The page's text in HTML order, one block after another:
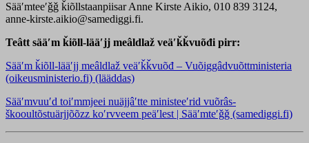
Sääʹmteeʹǧǧ ǩiõllstaanpiisar Anne Kirste Aikio, 010 839 3124,
anne-kirste.aikio@samediggi.fi.
Teâtt sääʹm ǩiõll-lääʹjj meâldlaž veäʹǩǩvuõđi pirr:
Sääʹm ǩiõll-lääʹjj meâldlaž veäʹǩǩvuõđ – Vuõiggâdvuõttministeria
(oikeusministerio.fi) (lääddas)
Sääʹmvuuʹd toiʹmmjeei nuäjjâʹtte ministeeʹrid vuõrâs-
škooultõstuärjjõõzz koʹrvveem peäʹlest | Sääʹmteʹǧǧ (samediggi.fi)